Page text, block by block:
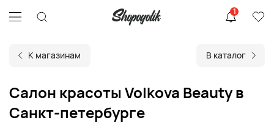
1
К магазинам В каталог
Салон красоты Volkova Beauty в
Санкт-петербурге